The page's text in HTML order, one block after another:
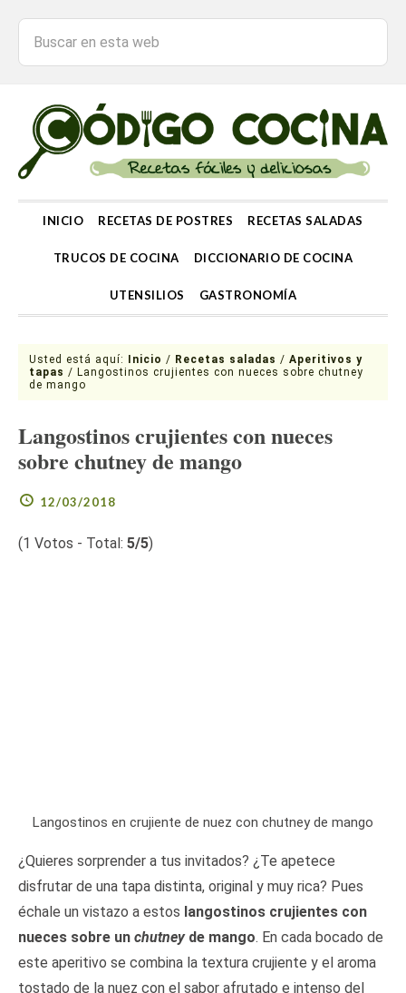
INICIO RECETAS DE POSTRES RECETAS SALADAS
TRUCOS DE COCINA DICCIONARIO DE COCINA
UTENSILIOS GASTRONOMÍA
Usted está aquí: Inicio / Recetas saladas / Aperitivos y
tapas / Langostinos crujientes con nueces sobre chutney
de mango
Langostinos crujientes con nueces
sobre chutney de mango
12/03/2018
(1 Votos - Total: 5/5)
Langostinos en crujiente de nuez con chutney de mango
¿Quieres sorprender a tus invitados? ¿Te apetece
disfrutar de una tapa distinta, original y muy rica? Pues
échale un vistazo a estos langostinos crujientes con
nueces sobre un chutneyde mango. En cada bocado de
este aperitivo se combina la textura crujiente y el aroma
tostado de la nuez con el sabor afrutado e intenso del